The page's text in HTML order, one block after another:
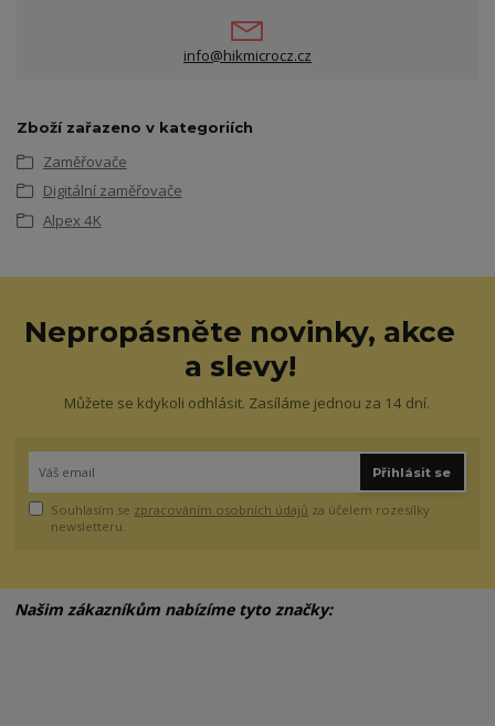
info@hikmicrocz.cz
Zboží zařazeno v kategoriích
Zaměřovače
Digitální zaměřovače
Alpex 4K
Nepropásněte novinky, akce
a slevy!
Můžete se kdykoli odhlásit. Zasíláme jednou za 14 dní.
Přihlásit se
Souhlasím se zpracováním osobních údajů za účelem rozesílky
newsletteru.
Našim zákazníkům nabízíme tyto značky: